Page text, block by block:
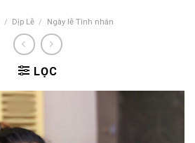
/ Dịp Lễ / Ngày lễ Tình nhân
LỌC